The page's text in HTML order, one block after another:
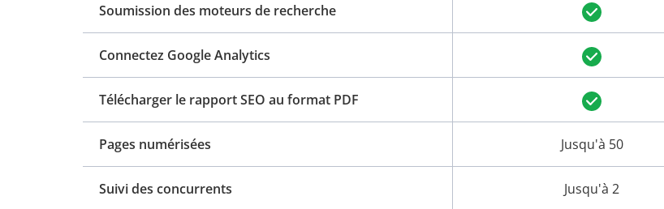
Soumission des moteurs de recherche
Connectez Google Analytics
Télécharger le rapport SEO au format PDF
Pages numérisées
Suivi des concurrents
Jusqu'à 50
Jusqu'à 2